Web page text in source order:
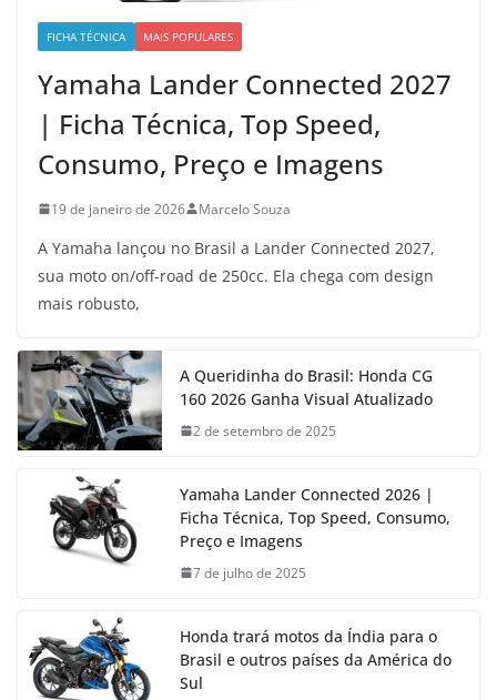
FICHA TÉCNICA MAIS POPULARES
Yamaha Lander Connected 2027
| Ficha Técnica, Top Speed,
Consumo, Preço e Imagens
19 de janeiro de 2026 Marcelo Souza
A Yamaha lançou no Brasil a Lander Connected 2027,
sua moto on/off-road de 250cc. Ela chega com design
mais robusto,
A Queridinha do Brasil: Honda CG
160 2026 Ganha Visual Atualizado
2 de setembro de 2025
Yamaha Lander Connected 2026 |
Ficha Técnica, Top Speed, Consumo,
Preço e Imagens
7 de julho de 2025
Honda trará motos da Índia para o
Brasil e outros países da América do
Sul